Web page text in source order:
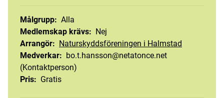
Målgrupp: Alla
Medlemskap krävs: Nej
Arrangör: Naturskyddsföreningen i Halmstad
Medverkar: bo.t.hansson@netatonce.net
(Kontaktperson)
Pris: Gratis